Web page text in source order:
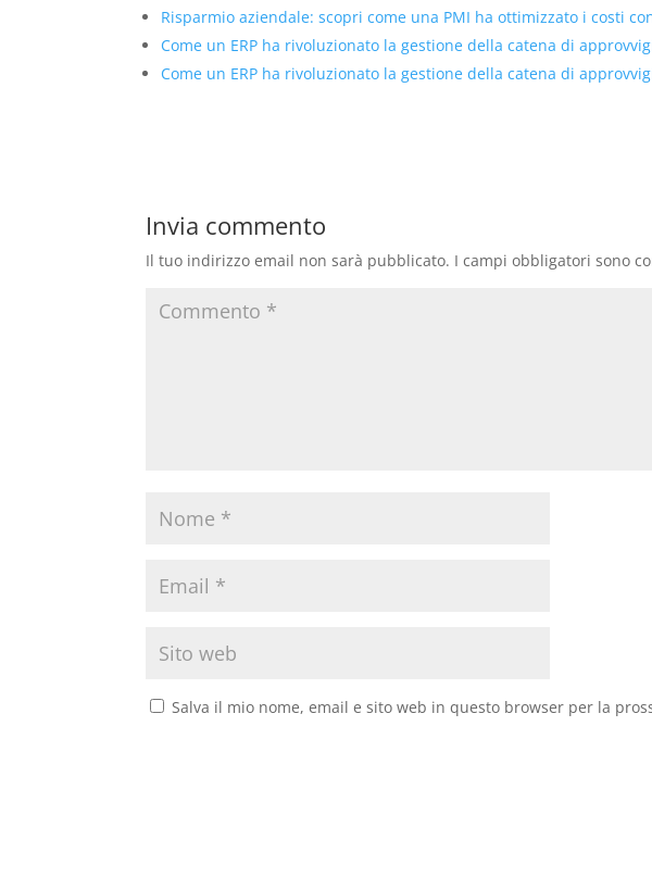
Risparmio aziendale: scopri come una PMI ha ottimizzato i costi
Come un ERP ha rivoluzionato la gestione della catena di
Come un ERP ha rivoluzionato la gestione della catena di
Invia commento
Il tuo indirizzo email non sarà pubblicato. I campi obbligatori sono
Salva il mio nome, email e sito web in questo browser per la